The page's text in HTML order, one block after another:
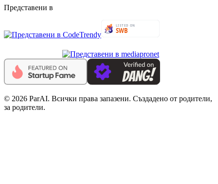
Представени в
© 2026 ParAI. Всички права запазени. Създадено от родители,
за родители.